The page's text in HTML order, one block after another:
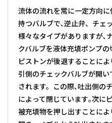
流体の流れを常に一定方向
持つバルブで､逆止弁、チェ
様々なタイプがありますが､
クバルブを液体充填ポンプ
ピストンが後退することに
引側のチェックバルブが開
されます。この際､吐出側の
によって閉じています｡次に
被充填物を押し出すことに